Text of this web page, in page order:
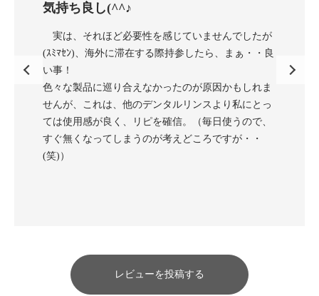
気持ち良し(^^♪
実は、それほど必要性を感じていませんでしたが
(ｽﾐﾏｾﾝ)、海外に滞在する際持参したら、まぁ・・良
い事！
色々な製品に巡り合えなかったのが原因かもしれま
せんが、これは、他のデンタルリンスより私にとっ
ては使用感が良く、リピを確信。（毎日使うので、
すぐ無くなってしまうのが考えどころですが・・
(笑)）
ました。
レビューを投稿する